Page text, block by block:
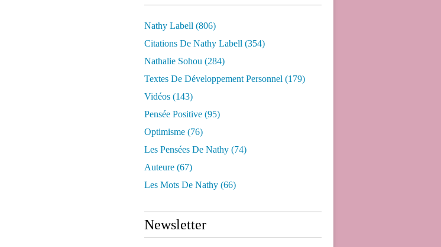
Nathy Labell (806)
Citations De Nathy Labell (354)
Nathalie Sohou (284)
Textes De Développement Personnel (179)
Vidéos (143)
Pensée Positive (95)
Optimisme (76)
Les Pensées De Nathy (74)
Auteure (67)
Les Mots De Nathy (66)
Newsletter